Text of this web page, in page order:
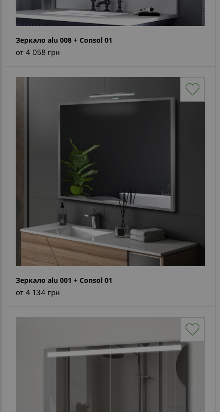
Зеркало alu 008 + Consol 01
от 4 058 грн
Зеркало alu 001 + Consol 01
от 4 134 грн